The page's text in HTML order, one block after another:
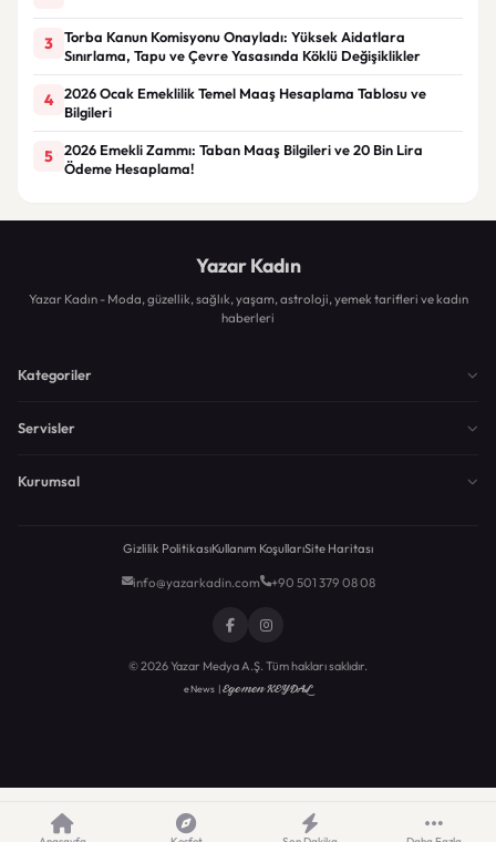
3
Torba Kanun Komisyonu Onayladı: Yüksek Aidatlara
Sınırlama, Tapu ve Çevre Yasasında Köklü Değişiklikler
4
2026 Ocak Emeklilik Temel Maaş Hesaplama Tablosu ve
Bilgileri
5
2026 Emekli Zammı: Taban Maaş Bilgileri ve 20 Bin Lira
Ödeme Hesaplama!
Yazar Kadın
Yazar Kadın - Moda, güzellik, sağlık, yaşam, astroloji, yemek tarifleri ve kadın
haberleri
Kategoriler
Servisler
Kurumsal
Gizlilik PolitikasıKullanım KoşullarıSite Haritası
info@yazarkadin.com +90 501 379 08 08
© 2026 Yazar Medya A.Ş. Tüm hakları saklıdır.
eNews |Egemen KEYDAL